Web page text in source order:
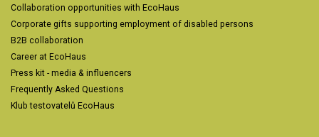
Collaboration opportunities with EcoHaus
Corporate gifts supporting employment of disabled persons
B2B collaboration
Career at EcoHaus
Press kit - media & influencers
Frequently Asked Questions
Klub testovatelů EcoHaus